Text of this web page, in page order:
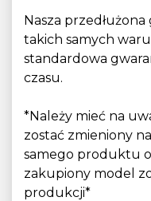
Nasza
takich samych
standardowa
czasu.
*Należy mieć na
zostać zmieniony
samego produktu
zakupiony model
produkcji*